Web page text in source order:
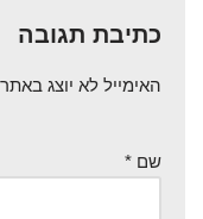
כתיבת תגובה
האימייל לא יוצג
שם *